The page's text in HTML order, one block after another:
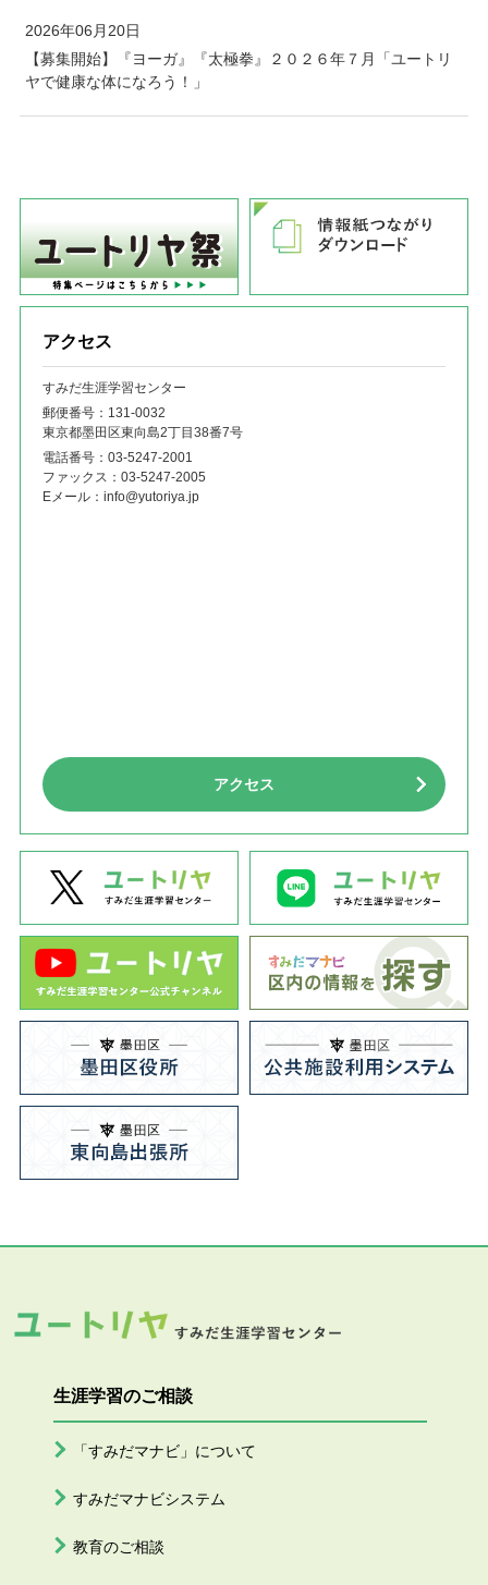
2026年06月20日
【募集開始】『ヨーガ』『太極拳』２０２６年７月「ユートリ
ヤで健康な体になろう！」
アクセス
すみだ生涯学習センター
郵便番号：131‐0032
東京都墨田区東向島2丁目38番7号
電話番号： 03-5247-2001
ファックス： 03-5247-2005
Eメール： info@yutoriya.jp
アクセス
生涯学習のご相談
「すみだマナビ」について
すみだマナビシステム
教育のご相談